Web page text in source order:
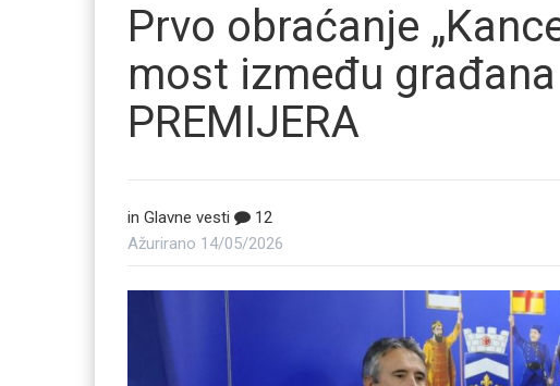
Prvo obraćanje
most između
PREMIJERA
in Glavne vesti
12
Ažurirano 14/05/2026